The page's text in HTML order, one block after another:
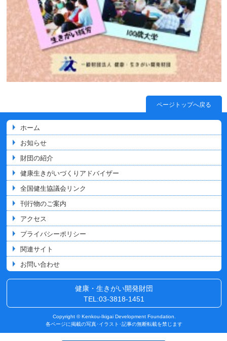
ページトップへ戻る
ホーム
お知らせ
財団の紹介
健康生きがいづくりアドバイザー
全国健生協議会リンク
刊行物のご案内
アクセス
プライバシーポリシー
関連サイト
お問い合わせ
健康・生きがい開発財団
TEL:03-3818-1451
Copyright © Kenkou-Ikigai Development Foundation.
各ページに掲載の写真･イラスト･記事の無断転載を禁じます